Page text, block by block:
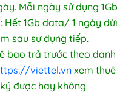
Mỗi ngày sử dụng
Hết 1Gb data/ 1 ngày
sau sử dụng tiếp.
bao trả trước theo danh
viettel.vn xem
được hay không